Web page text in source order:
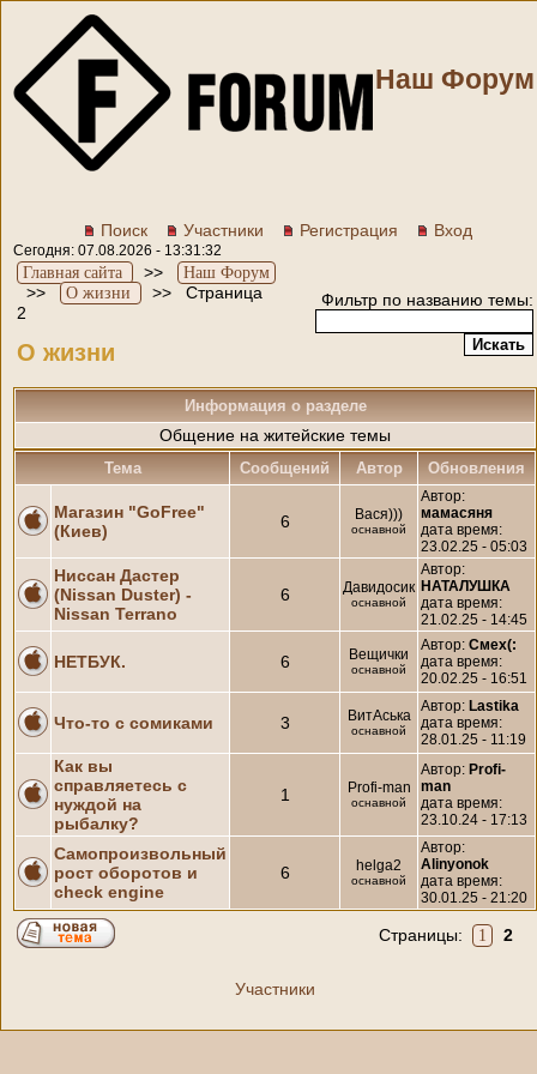
Наш Форум
Поиск Участники Регистрация Вход
Сегодня: 07.08.2026 - 13:31:32
Главная сайта >> Наш Форум
>> О жизни >> Страница
2
О жизни
Фильтр по названию темы:
Информация о разделе
Общение на житейские темы
Тема Cообщений Автор Обновления
Магазин "GoFree"
(Киев)
6 Вася)))
оснавной
Автор:
мамасяня
дата время:
23.02.25 - 05:03
Ниссан Дастер
(Nissan Duster) -
Nissan Terrano
6 Давидосик
оснавной
Автор:
НАТАЛУШКА
дата время:
21.02.25 - 14:45
НЕТБУК. 6 Вещички
оснавной
Автор: Смех(:
дата время:
20.02.25 - 16:51
Что-то с сомиками 3 ВитАська
оснавной
Автор: Lastika
дата время:
28.01.25 - 11:19
Как вы
справляетесь с
нуждой на
рыбалку?
1 Profi-man
оснавной
Автор: Profi-
man
дата время:
23.10.24 - 17:13
Самопроизвольный
рост оборотов и
check engine
6 helga2
оснавной
Автор:
Alinyonok
дата время:
30.01.25 - 21:20
Страницы: 1 2
Участники